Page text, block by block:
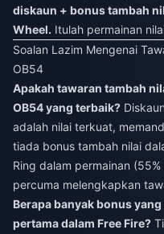
diskaun + bonus tambah
Wheel. Itulah permainan
Soalan Lazim Mengenai
OB54
Apakah tawaran tambah
OB54 yang terbaik?
adalah nilai terkuat,
tiada bonus tambah nilai
Ring dalam permainan
percuma melengkapkan
Berapa banyak bonus
pertama dalam Free Fire?